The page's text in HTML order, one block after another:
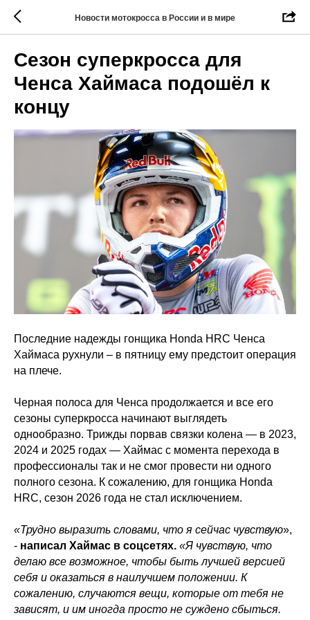
Новости мотокросса в России и в мире
Сезон суперкросса для
Ченса Хаймаса подошёл к
концу
Последние надежды гонщика Honda HRC Ченса
Хаймаса рухнули – в пятницу ему предстоит операция
на плече.
Черная полоса для Ченса продолжается и все его
сезоны суперкросса начинают выглядеть
однообразно. Трижды порвав связки колена — в 2023,
2024 и 2025 годах — Хаймас с момента перехода в
профессионалы так и не смог провести ни одного
полного сезона. К сожалению, для гонщика Honda
HRC, сезон 2026 года не стал исключением.
«Трудно выразить словами, что я сейчас чувствую»,
- написал Хаймас в соцсетях. «Я чувствую, что
делаю все возможное, чтобы быть лучшей версией
себя и оказаться в наилучшем положении. К
сожалению, случаются вещи, которые от тебя не
зависят, и им иногда просто не суждено сбыться.